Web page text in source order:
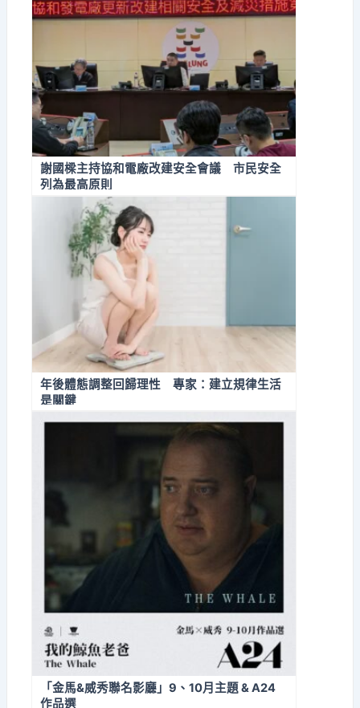
謝國樑主持協和電廠改建安全會議 市民安全
列為最高原則
年後體態調整回歸理性 專家：建立規律生活
是關鍵
「金馬&威秀聯名影廳」9、10月主題 & A24
作品選